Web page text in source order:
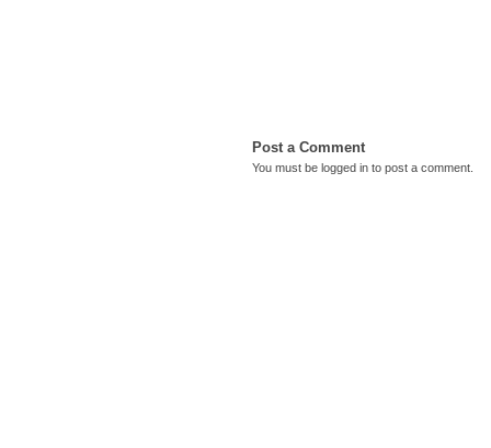
Post a Comment
You must be logged in to post a comment.